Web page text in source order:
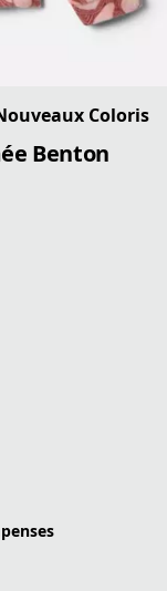
Coloris
Benton